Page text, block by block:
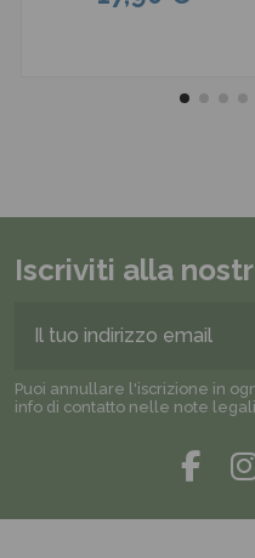
Iscriviti alla
Puoi annullare l'iscrizione in
info di contatto nelle note